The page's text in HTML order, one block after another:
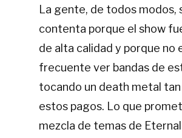
La gente, de todos modos,
contenta porque el show
de alta calidad y porque no
frecuente ver bandas de
tocando un death metal
estos pagos. Lo que
mezcla de temas de